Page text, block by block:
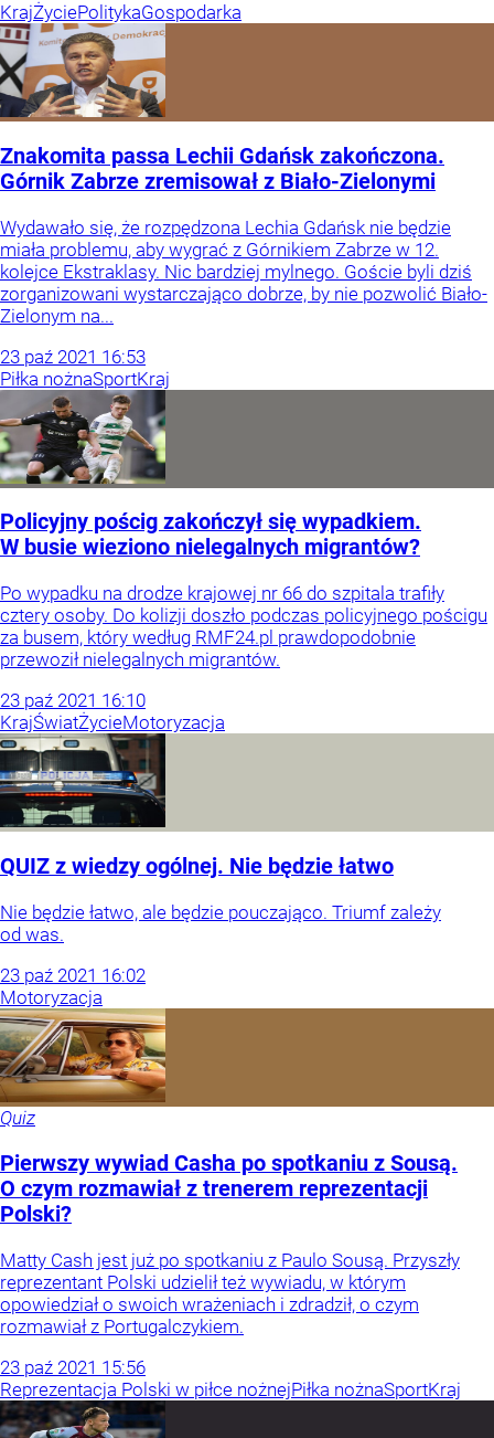
KrajŻyciePolitykaGospodarka
Znakomita passa Lechii Gdańsk zakończona.
Górnik Zabrze zremisował z Biało-Zielonymi
Wydawało się, że rozpędzona Lechia Gdańsk nie będzie
miała problemu, aby wygrać z Górnikiem Zabrze w 12.
kolejce Ekstraklasy. Nic bardziej mylnego. Goście byli dziś
zorganizowani wystarczająco dobrze, by nie pozwolić Biało-
Zielonym na...
23 paź 2021 16:53
Piłka nożnaSportKraj
Policyjny pościg zakończył się wypadkiem.
W busie wieziono nielegalnych migrantów?
Po wypadku na drodze krajowej nr 66 do szpitala trafiły
cztery osoby. Do kolizji doszło podczas policyjnego pościgu
za busem, który według RMF24.pl prawdopodobnie
przewoził nielegalnych migrantów.
23 paź 2021 16:10
KrajŚwiatŻycieMotoryzacja
QUIZ z wiedzy ogólnej. Nie będzie łatwo
Nie będzie łatwo, ale będzie pouczająco. Triumf zależy
od was.
23 paź 2021 16:02
Motoryzacja
Quiz
Pierwszy wywiad Casha po spotkaniu z Sousą.
O czym rozmawiał z trenerem reprezentacji
Polski?
Matty Cash jest już po spotkaniu z Paulo Sousą. Przyszły
reprezentant Polski udzielił też wywiadu, w którym
opowiedział o swoich wrażeniach i zdradził, o czym
rozmawiał z Portugalczykiem.
23 paź 2021 15:56
Reprezentacja Polski w piłce nożnejPiłka nożnaSportKraj